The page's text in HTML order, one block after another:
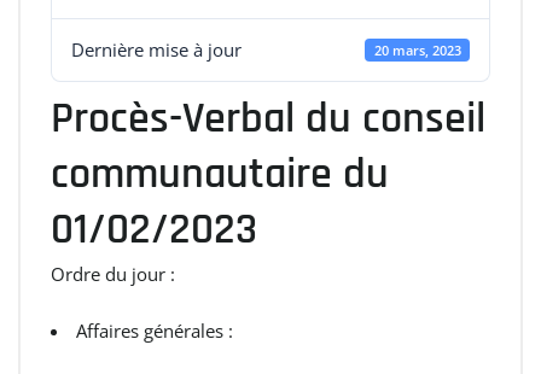
Dernière mise à jour 20 mars, 2023
Procès-Verbal du conseil
communautaire du
01/02/2023
Ordre du jour :
Affaires générales :